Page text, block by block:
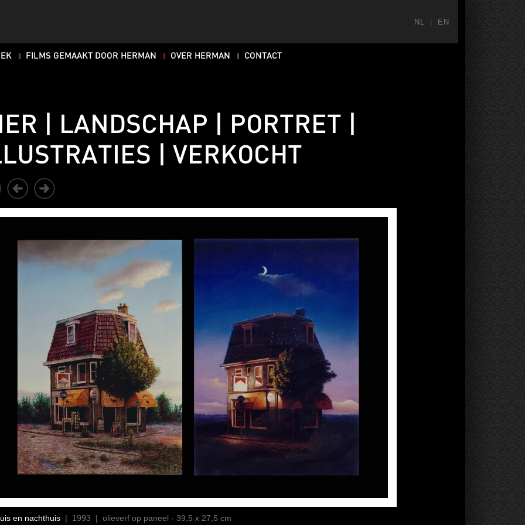
NL EN
FILMS GEMAAKT DOOR HERMAN OVER HERMAN CONTACT
| LANDSCHAP | PORTRET |
| VERKOCHT
en nachthuis | 1993 | olieverf op paneel - 39,5 x 27,5 cm